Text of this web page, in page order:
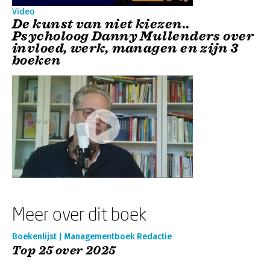
Video
De kunst van niet kiezen..
Psycholoog Danny Mullenders over
invloed, werk, managen en zijn 3
boeken
Meer over dit boek
Boekenlijst | Managementboek Redactie
Top 25 over 2025